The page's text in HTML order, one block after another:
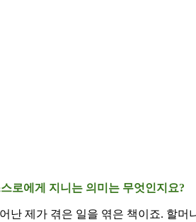
로에게 지니는 의미는 무엇인지요?
난 제가 겪은 일을 엮은 책이죠. 할